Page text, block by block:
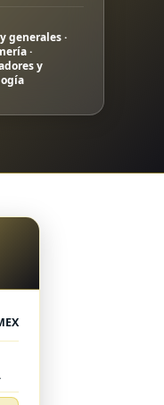
generales ·
·
y